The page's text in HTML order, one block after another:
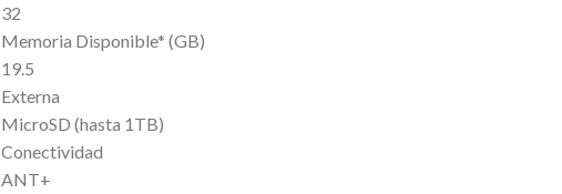
32
Memoria Disponible* (GB)
19.5
Externa
MicroSD (hasta 1TB)
Conectividad
ANT+